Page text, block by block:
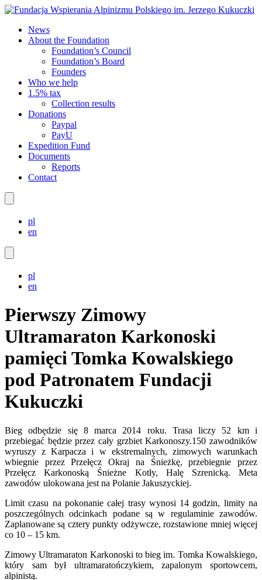
News
About the Foundation
Foundation’s Council
Foundation’s Board
Founders
Who we help
1.5% tax
Collection results
Donations
Paypal
PayU
Expedition Fund
Documents
Reports
Contact
pl
en
pl
en
Pierwszy Zimowy
Ultramaraton Karkonoski
pamięci Tomka Kowalskiego
pod Patronatem Fundacji
Kukuczki
Bieg odbędzie się 8 marca 2014 roku. Trasa liczy 52 km i
przebiegać będzie przez cały grzbiet Karkonoszy.150 zawodników
wyruszy z Karpacza i w ekstremalnych, zimowych warunkach
wbiegnie przez Przełęcz Okraj na Śnieżkę, przebiegnie przez
Przełęcz Karkonoską Śnieżne Kotły, Halę Szrenicką. Meta
zawodów ulokowana jest na Polanie Jakuszyckiej.
Limit czasu na pokonanie całej trasy wynosi 14 godzin, limity na
poszczególnych odcinkach podane są w regulaminie zawodów.
Zaplanowane są cztery punkty odżywcze, rozstawione mniej więcej
co 10 – 15 km.
Zimowy Ultramaraton Karkonoski to bieg im. Tomka Kowalskiego,
który sam był ultramaratończykiem, zapalonym sportowcem,
alpinistą.